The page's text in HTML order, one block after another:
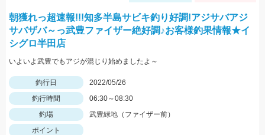
朝獲れっ超速報!!!知多半島サビキ釣り好調!アジサバアジ
サバザバ～っ武豊ファイザー絶好調♪お客様釣果情報★イ
シグロ半田店
いよいよ武豊でもアジが混じり始めましたよ～
釣行日
2022/05/26
釣行時間
06:30～08:30
釣場
武豊緑地（ファイザー前）
ポイント